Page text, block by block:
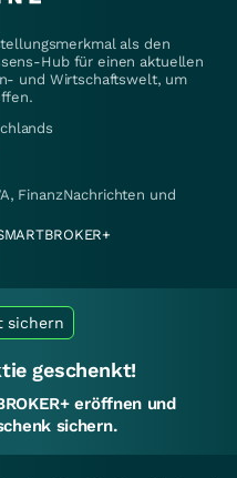
als den
Hub für einen aktuellen
und Wirtschaftswelt, um
FinanzNachrichten und
sichern
geschenkt!
eröffnen und
sichern.